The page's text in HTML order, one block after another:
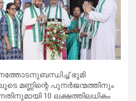
ഭൂമി
മണ്ണിന്റെ പുനര്‍ജന്മത്തിനും
10 ലക്ഷത്തിലധികം